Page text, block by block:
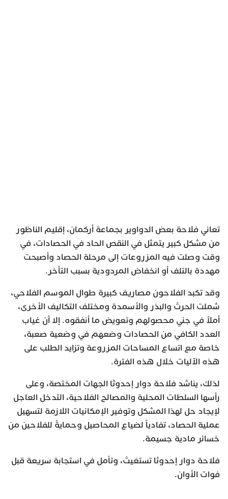
تعاني فلاحة بعض الدواوير بجماعة أركمان، إقليم الناظور
من مشكل كبير يتمثل في النقص الحاد في الحصادات، في
وقت وصلت فيه المزروعات إلى مرحلة الحصاد وأصبحت
مهددة بالتلف أو انخفاض المردودية بسبب التأخر.
وقد تكبد الفلاحون مصاريف كبيرة طوال الموسم الفلاحي،
شملت الحرث والبذر والأسمدة ومختلف التكاليف الأخرى،
أملاً في جني محصولهم وتعويض ما أنفقوه. إلا أن غياب
العدد الكافي من الحصادات وضعهم في وضعية صعبة،
خاصة مع اتساع المساحات المزروعة وتزايد الطلب على
هذه الآليات خلال هذه الفترة.
لذلك، يناشد فلاحة دوار إحدوثا الجهات المختصة، وعلى
رأسها السلطات المحلية والمصالح الفلاحية، التدخل العاجل
لإيجاد حل لهذا المشكل وتوفير الإمكانيات اللازمة لتسهيل
عملية الحصاد، تفادياً لضياع المحاصيل وحمايةً للفلاحين من
خسائر مادية جسيمة.
فلاحة دوار إحدوثا تستغيث، وتأمل في استجابة سريعة قبل
فوات الأوان.